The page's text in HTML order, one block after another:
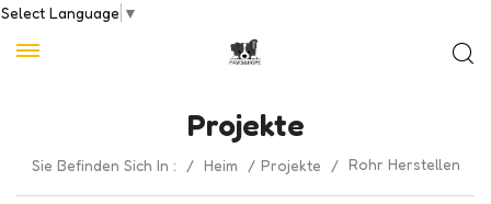
Select Language ▼
Projekte
Sie Befinden Sich In : / Heim / Projekte / Rohr Herstellen